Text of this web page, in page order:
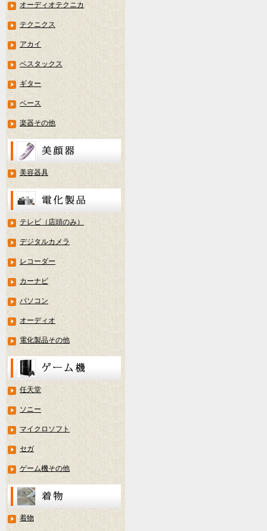
オーディオテクニカ
テクニクス
アカイ
ベスタックス
ギター
ベース
楽器その他
美容器具
テレビ（店頭のみ）
デジタルカメラ
レコーダー
カーナビ
パソコン
オーディオ
電化製品その他
任天堂
ソニー
マイクロソフト
セガ
ゲーム機その他
着物